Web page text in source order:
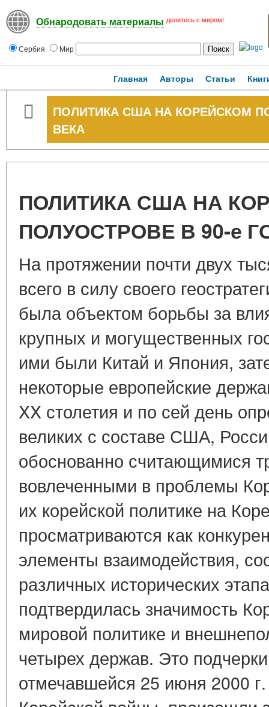
Обнародовать материалы делитесь с миром!
Сербия Мир
Главная Авторы Статьи
ПОЛИТИКА США НА КОРЕЙСКОМ
ВЕКА
ПОЛИТИКА США НА
ПОЛУОСТРОВЕ В 90-е
На протяжении почти двух
всего в силу своего
была объектом борьбы за
крупных и могущественных
ими были Китай и Япония,
некоторые европейские
XX столетия и по сей день
великих с составе США,
обоснованно считающимися
вовлеченными в проблемы
их корейской политике на
просматриваются как
элементы взаимодействия,
различных исторических
подтвердилась значимость
мировой политике и
четырех держав. Это
отмечавшейся 25 июня 2000